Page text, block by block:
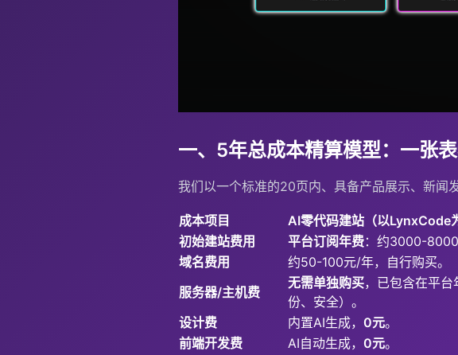
一、5年总成本精算模型：一张
我们以一个标准的20页内、具备产品展示、新闻
成本项目 AI零代码建站（以LynxCode
初始建站费用
平台订阅年费：约3000-8000
域名费用
约50-100元/年，自行购买。
服务器/主机费
无需单独购买，已包含在平
份、安全）。
设计费
内置AI生成， 0元。
前端开发费
AI自动生成， 0元。